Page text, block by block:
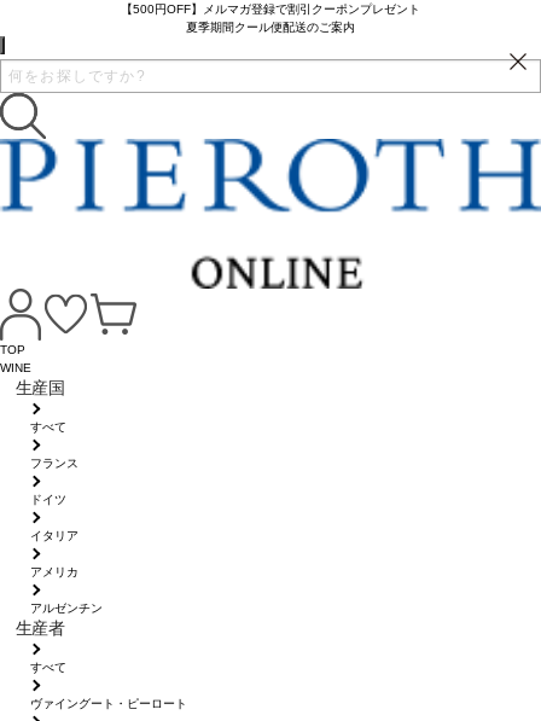
【500円OFF】メルマガ登録で割引クーポンプレゼント
夏季期間クール便配送のご案内
TOP
WINE
生産国
すべて
フランス
ドイツ
イタリア
アメリカ
アルゼンチン
生産者
すべて
ヴァイングート・ピーロート